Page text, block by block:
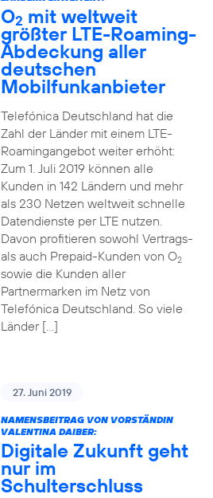
O2 mit weltweit
größter LTE-Roaming-
Abdeckung aller
deutschen
Mobilfunkanbieter
Telefónica Deutschland hat die
Zahl der Länder mit einem LTE-
Roamingangebot weiter erhöht:
Zum 1. Juli 2019 können alle
Kunden in 142 Ländern und mehr
als 230 Netzen weltweit schnelle
Datendienste per LTE nutzen.
Davon profitieren sowohl Vertrags-
als auch Prepaid-Kunden von O2
sowie die Kunden aller
Partnermarken im Netz von
Telefónica Deutschland. So viele
Länder […]
27. Juni 2019
NAMENSBEITRAG VON VORSTÄNDIN
VALENTINA DAIBER:
Digitale Zukunft geht
nur im
Schulterschluss